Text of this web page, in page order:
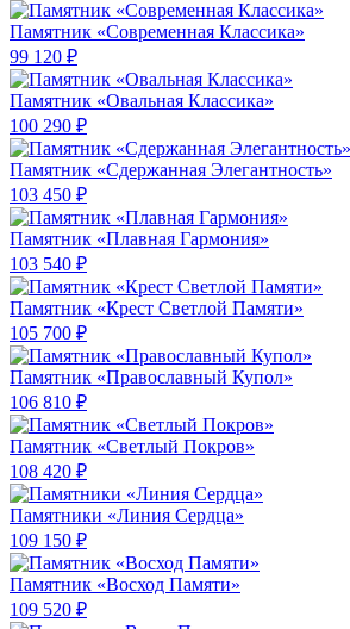
Памятник «Современная Классика»
99 120 ₽
Памятник «Овальная Классика»
100 290 ₽
Памятник «Сдержанная Элегантность»
103 450 ₽
Памятник «Плавная Гармония»
103 540 ₽
Памятник «Крест Светлой Памяти»
105 700 ₽
Памятник «Православный Купол»
106 810 ₽
Памятник «Светлый Покров»
108 420 ₽
Памятники «Линия Сердца»
109 150 ₽
Памятник «Восход Памяти»
109 520 ₽